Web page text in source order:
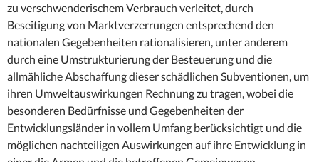
zu verschwenderischem Verbrauch verleitet, durch
Beseitigung von Marktverzerrungen entsprechend den
nationalen Gegebenheiten rationalisieren, unter anderem
durch eine Umstrukturierung der Besteuerung und die
allmähliche Abschaffung dieser schädlichen Subventionen, um
ihren Umweltauswirkungen Rechnung zu tragen, wobei die
besonderen Bedürfnisse und Gegebenheiten der
Entwicklungsländer in vollem Umfang berücksichtigt und die
möglichen nachteiligen Auswirkungen auf ihre Entwicklung in